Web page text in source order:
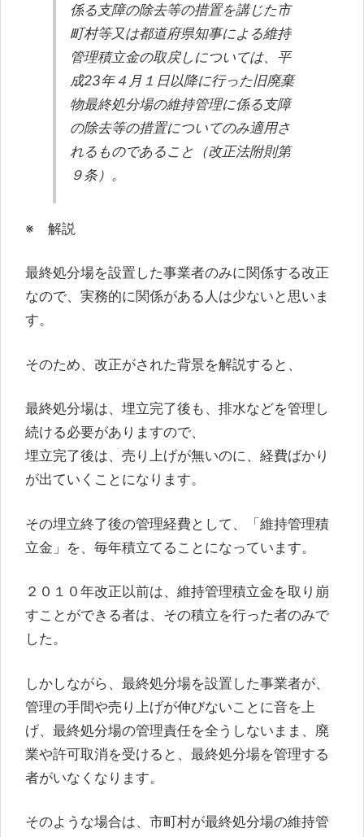
係る支障の除去等の措置を講じた市
町村等又は都道府県知事による維持
管理積立金の取戻しについては、平
成23年４月１日以降に行った旧廃棄
物最終処分場の維持管理に係る支障
の除去等の措置についてのみ適用さ
れるものであること（改正法附則第
９条）。
※ 解説
最終処分場を設置した事業者のみに関係する改正
なので、実務的に関係がある人は少ないと思いま
す。
そのため、改正がされた背景を解説すると、
最終処分場は、埋立完了後も、排水などを管理し
続ける必要がありますので、
埋立完了後は、売り上げが無いのに、経費ばかり
が出ていくことになります。
その埋立終了後の管理経費として、「維持管理積
立金」を、毎年積立てることになっています。
２０１０年改正以前は、維持管理積立金を取り崩
すことができる者は、その積立を行った者のみで
した。
しかしながら、最終処分場を設置した事業者が、
管理の手間や売り上げが伸びないことに音を上
げ、最終処分場の管理責任を全うしないまま、廃
業や許可取消を受けると、最終処分場を管理する
者がいなくなります。
そのような場合は、市町村が最終処分場の維持管